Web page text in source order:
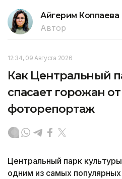
Айгерим Коппаева
Автор
12:34, 09 Августа 2026
Как Центральный
спасает горожан
фоторепортаж
Центральный парк
одним из самых